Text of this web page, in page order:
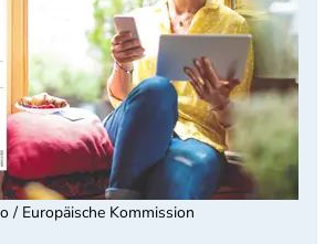
/ Europäische Kommission